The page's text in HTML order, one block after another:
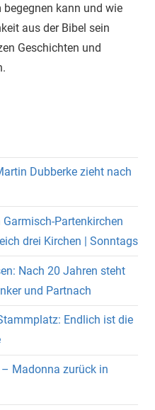
begegnen kann und wie
aus der Bibel sein
Geschichten und
Dubberke zieht nach
Garmisch-Partenkirchen
drei Kirchen | Sonntags
Nach 20 Jahren steht
und Partnach
Endlich ist die
Madonna zurück in